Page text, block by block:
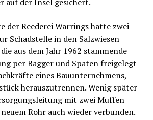
der Reederei Warrings hatte zwei
Schadstelle in den Salzwiesen
aus dem Jahr 1962 stammende
per Bagger und Spaten freigelegt
eines Bauunternehmens,
herauszutrennen. Wenig später
mit zwei Muffen
Rohr auch wieder verbunden.